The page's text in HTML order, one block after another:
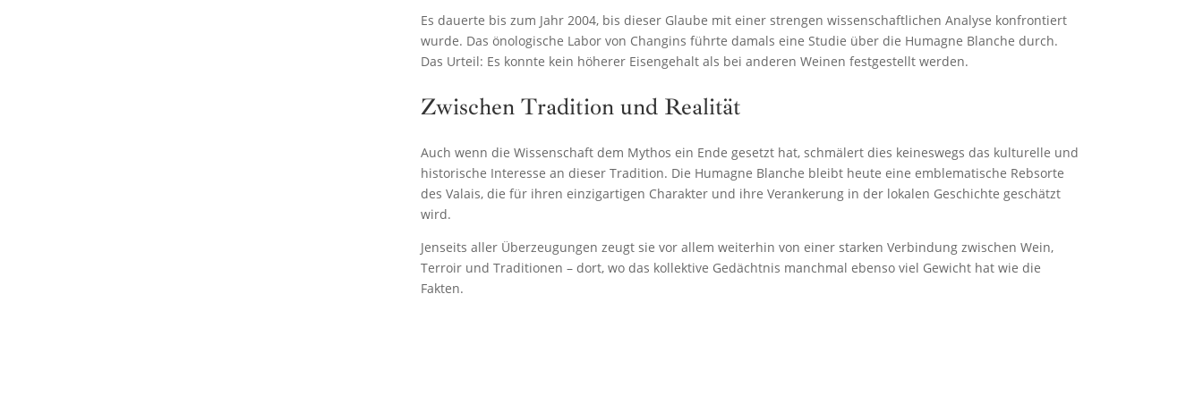
Es dauerte bis zum Jahr 2004, bis dieser Glaube mit einer strengen wissenschaftlichen Analyse konfrontiert
wurde. Das önologische Labor von Changins führte damals eine Studie über die Humagne Blanche durch.
Das Urteil: Es konnte kein höherer Eisengehalt als bei anderen Weinen festgestellt werden.
Zwischen Tradition und Realität
Auch wenn die Wissenschaft dem Mythos ein Ende gesetzt hat, schmälert dies keineswegs das kulturelle und
historische Interesse an dieser Tradition. Die Humagne Blanche bleibt heute eine emblematische Rebsorte
des Valais, die für ihren einzigartigen Charakter und ihre Verankerung in der lokalen Geschichte geschätzt
wird.
Jenseits aller Überzeugungen zeugt sie vor allem weiterhin von einer starken Verbindung zwischen Wein,
Terroir und Traditionen – dort, wo das kollektive Gedächtnis manchmal ebenso viel Gewicht hat wie die
Fakten.